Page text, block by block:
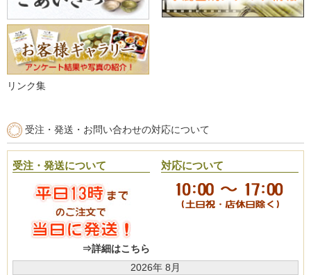
リンク集
受注・発送・お問い合わせの対応について
受注・発送について
⇒詳細はこちら
対応について
2026年 8月